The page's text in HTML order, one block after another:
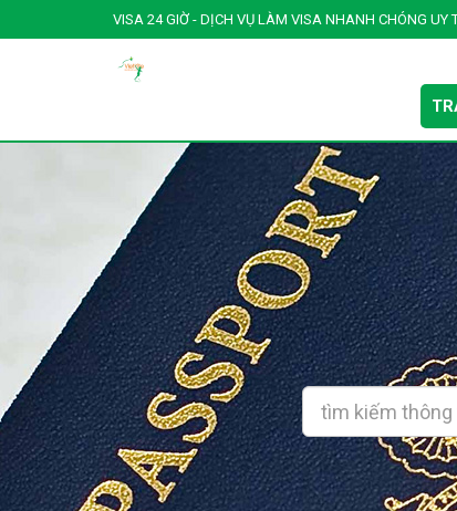
VISA 24 GIỜ - DỊCH VỤ LÀM VISA NHANH CHÓNG UY